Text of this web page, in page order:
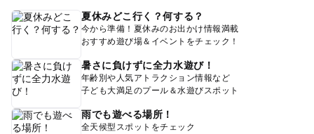
夏休みどこ行く？何する？
今から準備！夏休みのお出かけ情報満載
おすすめ遊び場＆イベントをチェック！
暑さに負けずに全力水遊び！
年齢別や人気アトラクション情報など
子ども大満足のプール＆水遊びスポット
雨でも遊べる場所！
全天候型スポットをチェック